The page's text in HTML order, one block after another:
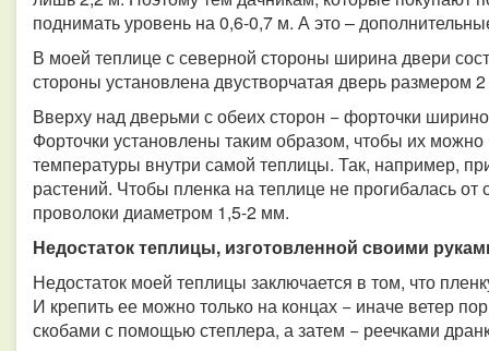
поднимать уровень на 0,6-0,7 м. А это –
В моей теплице с северной стороны ширина двери
стороны установлена двустворчатая дверь размером
Вверху над дверьми с обеих сторон − форточки
Форточки установлены таким образом, чтобы их
температуры внутри самой теплицы. Так, например,
растений. Чтобы пленка на теплице не прогибалась от
проволоки диаметром 1,5-2 мм.
Недостаток теплицы, изготовленной своими
Недостаток моей теплицы заключается в том, что
И крепить ее можно только на концах − иначе ветер
скобами с помощью степлера, а затем − реечками